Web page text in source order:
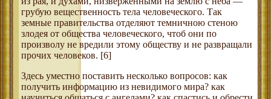
грубую вещественность тела человеческого. Так
земные правительства отделяют темничною стеною
злодея от общества человеческого, чтоб они по
произволу не вредили этому обществу и не развращали
прочих человеков. [6]
Здесь уместно поставить несколько вопросов: как
получить информацию из невидимого мира? как